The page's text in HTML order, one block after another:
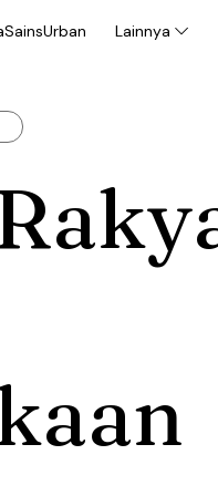
SainsUrban Lainnya